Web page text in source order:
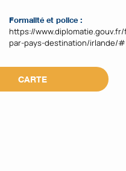
Formalité et police :
https://
par-pays-destination/irlande/#
CARTE